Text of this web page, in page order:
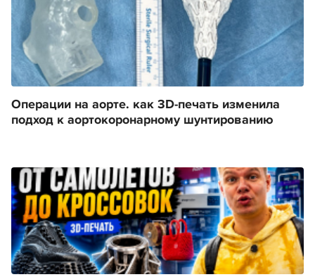
Операции на аорте. как 3D-печать изменила
подход к аортокоронарному шунтированию